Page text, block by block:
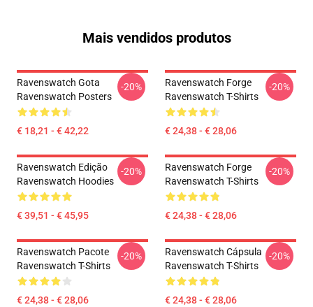
Mais vendidos produtos
Ravenswatch Gota
Ravenswatch Posters
€ 18,21 - € 42,22
-20%
Ravenswatch Forge
Ravenswatch T-Shirts
€ 24,38 - € 28,06
-20%
Ravenswatch Edição
Ravenswatch Hoodies
€ 39,51 - € 45,95
-20%
Ravenswatch Forge
Ravenswatch T-Shirts
€ 24,38 - € 28,06
-20%
Ravenswatch Pacote
Ravenswatch T-Shirts
€ 24,38 - € 28,06
-20%
Ravenswatch Cápsula
Ravenswatch T-Shirts
€ 24,38 - € 28,06
-20%